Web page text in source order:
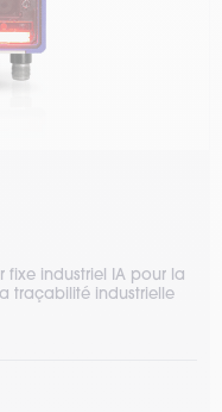
fixe industriel IA pour la
traçabilité industrielle